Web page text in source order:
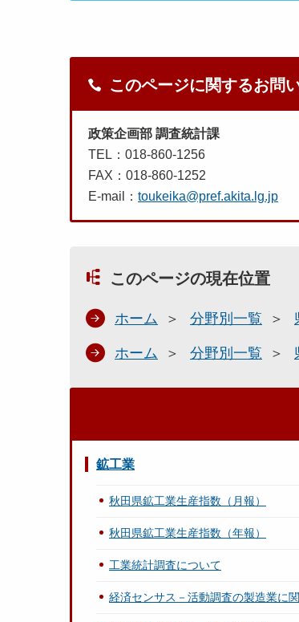
このページに関するお問
政策企画部 調査統計課
TEL：018-860-1256
FAX：018-860-1252
E-mail： toukeika@pref.akita.lg.jp
このページの現在位置
ホーム 分野別一覧
ホーム 分野別一覧
鉱工業
秋田県鉱工業生産指数（月報）
秋田県鉱工業生産指数（年報）
工業統計調査について
経済センサス－活動調査の製造業に